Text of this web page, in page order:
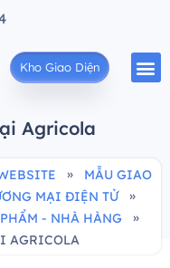
Kho Giao Diện
Agricola
»
MẪU GIAO
MẠI ĐIỆN TỬ
»
- NHÀ HÀNG
»
AGRICOLA